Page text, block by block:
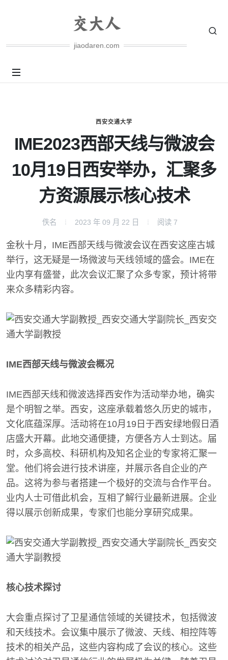
jiaodaren.com
西安交通大学
IME2023西部天线与微波会
10月19日西安举办，汇聚多
方资源展示核心技术
佚名 2023 年 09 月 22 日 阅读 7
金秋十月，IME西部天线与微波会议在西安这座古城
举行，这无疑是一场微波与天线领域的盛会。IME在
业内享有盛誉，此次会议汇聚了众多专家，预计将带
来众多精彩内容。
IME西部天线与微波会概况
IME西部天线和微波选择西安作为活动举办地，确实
是个明智之举。西安，这座承载着悠久历史的城市，
文化底蕴深厚。活动将在10月19日于西安绿地假日酒
店盛大开幕。此地交通便捷，方便各方人士到达。届
时，众多高校、科研机构及知名企业的专家将汇聚一
堂。他们将会进行技术讲座，并展示各自企业的产
品。这将为参与者搭建一个极好的交流与合作平台。
业内人士可借此机会，互相了解行业最新进展。企业
得以展示创新成果，专家们也能分享研究成果。
核心技术探讨
大会重点探讨了卫星通信领域的关键技术，包括微波
和天线技术。会议集中展示了微波、天线、相控阵等
技术的相关产品，这些内容构成了会议的核心。这些